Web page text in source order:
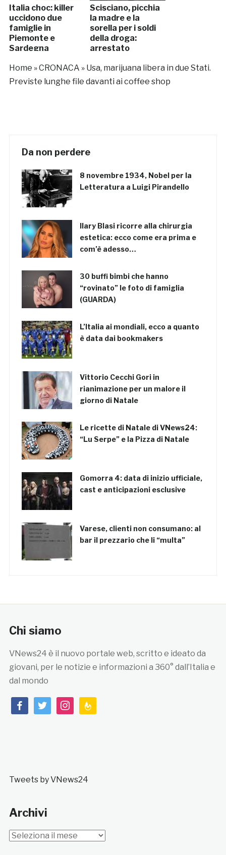
Italia choc: killer
uccidono due
famiglie in
Piemonte e
Sardegna
Scisciano, picchia
la madre e la
sorella per i soldi
della droga:
arrestato
Home »CRONACA » Usa, marijuana libera in due Stati.
Previste lunghe file davanti ai coffee shop
Da non perdere
8 novembre 1934, Nobel per la
Letteratura a Luigi Pirandello
Ilary Blasi ricorre alla chirurgia
estetica: ecco come era prima e
com’è adesso…
30 buffi bimbi che hanno
“rovinato” le foto di famiglia
(GUARDA)
L’Italia ai mondiali, ecco a quanto
è data dai bookmakers
Vittorio Cecchi Gori in
rianimazione per un malore il
giorno di Natale
Le ricette di Natale di VNews24:
“Lu Serpe” e la Pizza di Natale
Gomorra 4: data di inizio ufficiale,
cast e anticipazioni esclusive
Varese, clienti non consumano: al
bar il prezzario che li “multa”
Chi siamo
VNews24 è il nuovo portale web, scritto e ideato da
giovani, per le notizie e informazioni a 360° dall’Italia e
dal mondo
facebooktwitterinstagramfeedburner
Tweets by VNews24
Archivi
Archivi